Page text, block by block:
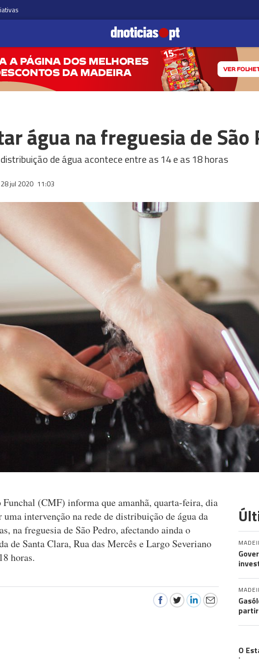
água na freguesia de São
de água acontece entre as 14 e as 18 horas
28 jul 2020 11:03
(CMF) informa que amanhã, quarta-feira, dia
intervenção na rede de distribuição de água da
na freguesia de São Pedro, afectando ainda o
de Santa Clara, Rua das Mercês e Largo Severiano
horas.
O